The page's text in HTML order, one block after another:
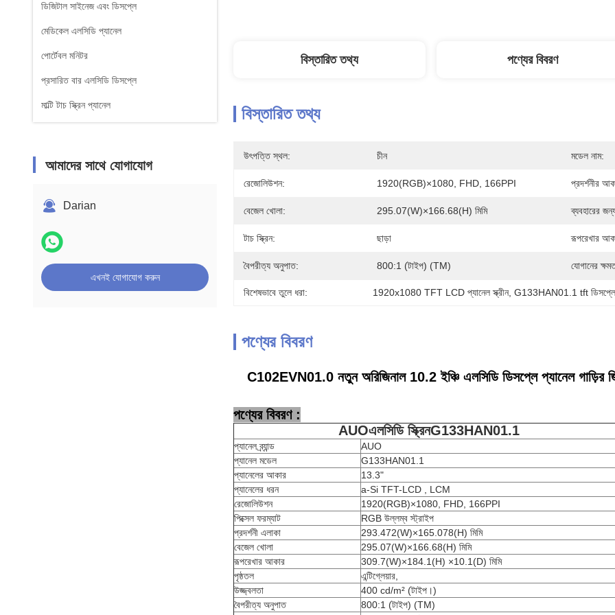
ডিজিটাল সাইনেজ এবং ডিসপ্লে
মেডিকেল এলসিডি প্যানেল
পোর্টেবল মনিটর
প্রসারিত বার এলসিডি ডিসপ্লে
মাল্টি টাচ স্ক্রিন প্যানেল
আমাদের সাথে যোগাযোগ
Darian
এখনই যোগাযোগ করুন
বিস্তারিত তথ্য পণ্যের বিবরণ
বিস্তারিত তথ্য
উৎপত্তি স্থল: চীন মডেল নাম:
রেজোলিউশন: 1920(RGB)×1080, FHD, 166PPI প্রদর্শনীর
বেজেল খোলা: 295.07(W)×166.68(H) মিমি ব্যবহারের
টাচ স্ক্রিন: ছাড়া রূপরেখার
বৈপরীত্য অনুপাত: 800:1 (টাইপ) (TM) যোগানের
বিশেষভাবে তুলে ধরা: 1920x1080 TFT LCD প্যানেল স্ক্রীন, G133HAN01.1 tft
পণ্যের বিবরণ
C102EVN01.0 নতুন অরিজিনাল 10.2 ইঞ্চি এলসিডি ডিসপ্লে প্যানেল গাড়ির
পণ্যের বিবরণ :
AUOএলসিডি স্ক্রিনG133HAN01.1
প্যানেল ব্র্যান্ড
AUO
প্যানেল মডেল
G133HAN01.1
প্যানেলের আকার
13.3"
প্যানেলের ধরন
a-Si TFT-LCD , LCM
রেজোলিউশন
1920(RGB)×1080, FHD, 166PPI
পিক্সেল ফরম্যাট
RGB উল্লম্ব স্ট্রাইপ
প্রদর্শনী এলাকা
293.472(W)×165.078(H) মিমি
বেজেল খোলা
295.07(W)×166.68(H) মিমি
রূপরেখার আকার
309.7(W)×184.1(H) ×10.1(D) মিমি
পৃষ্ঠতল
এন্টিগ্লেয়ার,
উজ্জ্বলতা
400 cd/m² (টাইপ।)
বৈপরীত্য অনুপাত
800:1 (টাইপ) (TM)